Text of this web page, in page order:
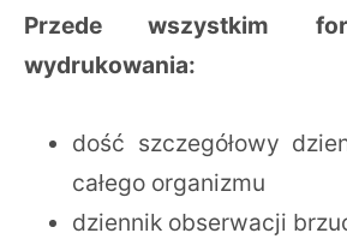
Przede wszystkim
wydrukowania:
dość szczegółowy
całego organizmu
dziennik obserwacji